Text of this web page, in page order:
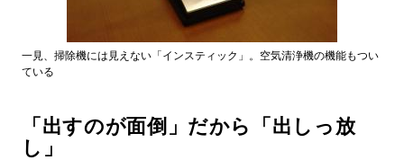
一見、掃除機には見えない「インスティック」。空気清浄機の機能もつい
ている
「出すのが面倒」だから「出しっ放
し」